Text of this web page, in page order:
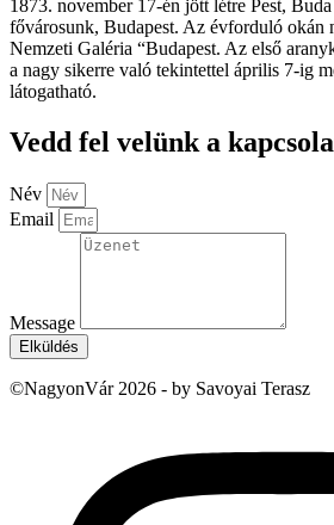
1873. november 17-én jött létre Pest,
fővárosunk, Budapest. Az évforduló okán
Nemzeti Galéria “Budapest. Az első
a nagy sikerre való tekintettel április 7-ig
látogatható.
Vedd fel velünk a
Név
Email
Message
Elküldés
©NagyonVár 2026 - by Savoyai Terasz